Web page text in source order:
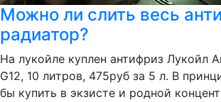
Можно ли слить весь
радиатор?
На лукойле куплен антифриз Лукойл
G12, 10 литров, 475руб за 5 л. В
бы купить в экзисте и родной